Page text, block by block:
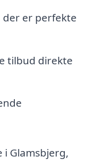
er perfekte
tilbud direkte
Glamsbjerg,